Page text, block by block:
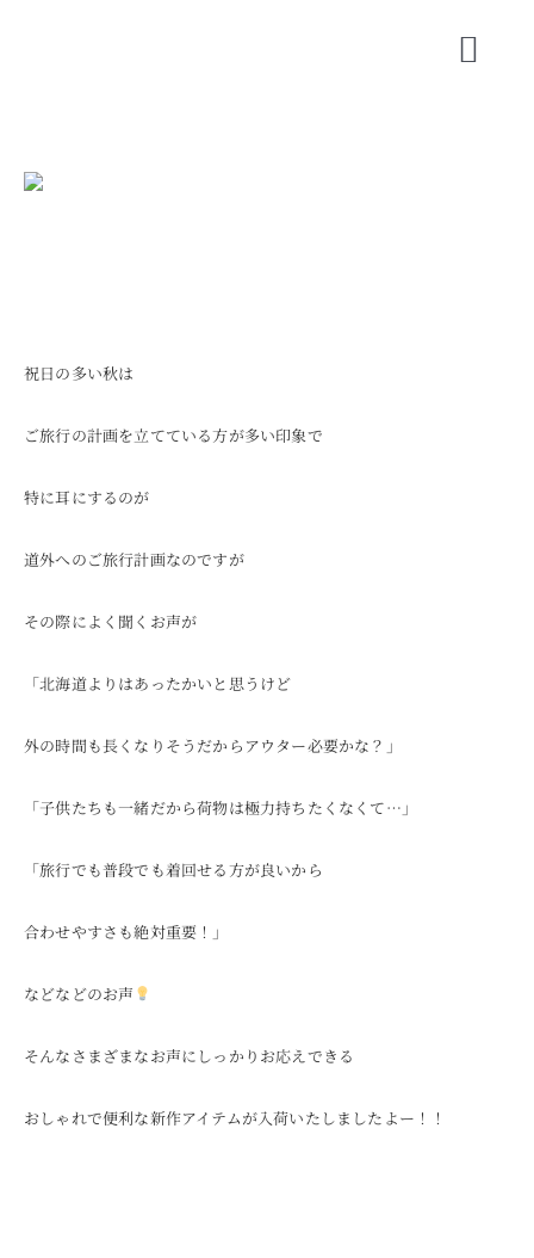
COMPANY
ONLINE SHOP
祝日の多い秋は
ご旅行の計画を立てている方が多い印象で
特に耳にするのが
道外へのご旅行計画なのですが
その際によく聞くお声が
「北海道よりはあったかいと思うけど
外の時間も長くなりそうだからアウター必要かな？」
「子供たちも一緒だから荷物は極力持ちたくなくて…」
「旅行でも普段でも着回せる方が良いから
合わせやすさも絶対重要！」
などなどのお声
そんなさまざまなお声にしっかりお応えできる
おしゃれで便利な新作アイテムが入荷いたしましたよー！！